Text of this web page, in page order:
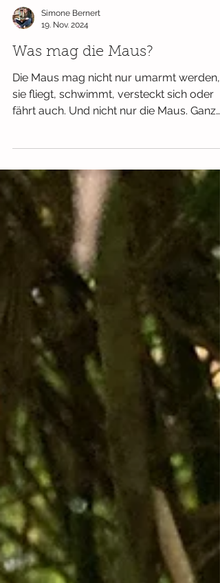
Simone Bernert
19. Nov. 2024
Was mag die Maus?
fährt auch. Und nicht nur die Maus. Ganz
verschiedene...